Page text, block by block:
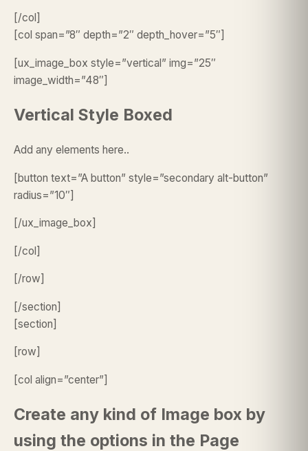
[/col]
[col span=”8″ depth=”2″ depth_hover=”5″]
[ux_image_box style=”vertical” img=”25″
image_width=”48″]
Vertical Style Boxed
Add any elements here..
[button text=”A button” style=”secondary alt-button”
radius=”10″]
[/ux_image_box]
[/col]
[/row]
[/section]
[section]
[row]
[col align=”center”]
Create any kind of Image box by
using the options in the Page